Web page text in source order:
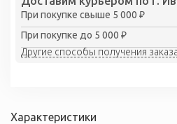
При покупке свыше 5 000 ₽
При покупке до 5 000 ₽
Другие способы получения заказа
Характеристики